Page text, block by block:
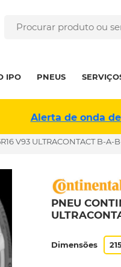
IPO PNEUS
Alerta de onda
V93 ULTRACONTACT B-A-
PNEU
Dimensões